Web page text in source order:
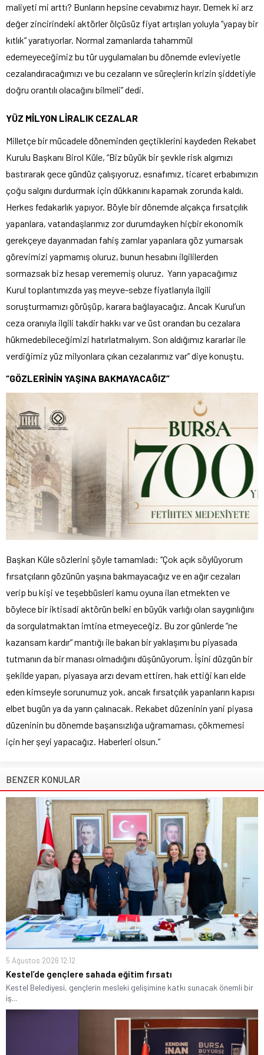
maliyeti mi arttı? Bunların hepsine cevabımız hayır. Demek ki arz
değer zincirindeki aktörler ölçüsüz fiyat artışları yoluyla “yapay bir
kıtlık” yaratıyorlar. Normal zamanlarda tahammül
edemeyeceğimiz bu tür uygulamaları bu dönemde evleviyetle
cezalandıracağımızı ve bu cezaların ve süreçlerin krizin şiddetiyle
doğru orantılı olacağını bilmeli” dedi.
YÜZ MİLYON LİRALIK CEZALAR
Milletçe bir mücadele döneminden geçtiklerini kaydeden Rekabet
Kurulu Başkanı Birol Küle, “Biz büyük bir şevkle risk algımızı
bastırarak gece gündüz çalışıyoruz, esnafımız, ticaret erbabımızın
çoğu salgını durdurmak için dükkanını kapamak zorunda kaldı.
Herkes fedakarlık yapıyor. Böyle bir dönemde alçakça fırsatçılık
yapanlara, vatandaşlarımız zor durumdayken hiçbir ekonomik
gerekçeye dayanmadan fahiş zamlar yapanlara göz yumarsak
görevimizi yapmamış oluruz, bunun hesabını ilgililerden
sormazsak biz hesap verememiş oluruz. Yarın yapacağımız
Kurul toplantımızda yaş meyve-sebze fiyatlarıyla ilgili
soruşturmamızı görüşüp, karara bağlayacağız. Ancak Kurul’un
ceza oranıyla ilgili takdir hakkı var ve üst orandan bu cezalara
hükmedebileceğimizi hatırlatmalıyım. Son aldığımız kararlar ile
verdiğimiz yüz milyonlara çıkan cezalarımız var” diye konuştu.
“GÖZLERİNİN YAŞINA BAKMAYACAĞIZ”
Başkan Küle sözlerini şöyle tamamladı: “Çok açık söylüyorum
fırsatçıların gözünün yaşına bakmayacağız ve en ağır cezaları
verip bu kişi ve teşebbüsleri kamu oyuna ilan etmekten ve
böylece bir iktisadi aktörün belki en büyük varlığı olan saygınlığını
da sorgulatmaktan imtina etmeyeceğiz. Bu zor günlerde “ne
kazansam kardır” mantığı ile bakan bir yaklaşımı bu piyasada
tutmanın da bir manası olmadığını düşünüyorum. İşini düzgün bir
şekilde yapan, piyasaya arzı devam ettiren, hak ettiği karı elde
eden kimseyle sorunumuz yok, ancak fırsatçılık yapanların kapısı
elbet bugün ya da yarın çalınacak. Rekabet düzeninin yani piyasa
düzeninin bu dönemde başarısızlığa uğramaması, çökmemesi
için her şeyi yapacağız. Haberleri olsun.”
BENZER KONULAR
5 Ağustos 2026 12:12
Kestel’de gençlere sahada eğitim fırsatı
Kestel Belediyesi, gençlerin mesleki gelişimine katkı sunacak önemli bir
iş...